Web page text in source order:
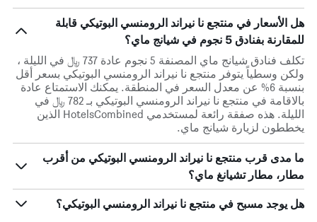
هل الأسعار في منتجع نا نيراند الرومنسي البوتيكي قابلة
للمقارنة بفنادق 5 نجوم في شيانج ماي؟
تكلف فنادق شيانج ماي المصنفة 5 نجوم عادة 737 ﷼ في الليلة ،
ولكن وسطياً يتوفر منتجع نا نيراند الرومنسي البوتيكي بسعر أقل
بنسبة 6% عن معدل السعر في المنطقة. يمكنك الاستمتاع عادة
بالاقامة في منتجع نا نيراند الرومنسي البوتيكي بـ 782 ﷼ في
الليلة. هذه صفقة رائعة لمستخدمي HotelsCombined الذين
يخططون لزيارة شيانج ماي.
ما مدى قرب منتجع نا نيراند الرومنسي البوتيكي من أقرب
مطار، مطار تشيانغ ماي؟
هل يوجد مسبح في منتجع نا نيراند الرومنسي البوتيكي؟